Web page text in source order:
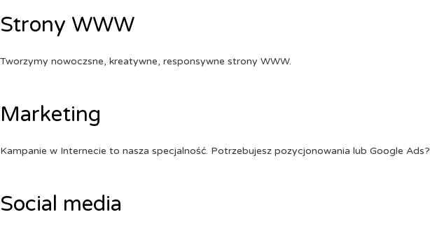
Strony WWW
Tworzymy nowoczsne, kreatywne, responsywne strony WWW.
Marketing
Kampanie w Internecie to nasza specjalność. Potrzebujesz pozycjonowania lub Google Ads?
Social media